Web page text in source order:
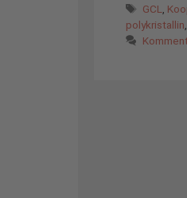
GCL
polykristallin